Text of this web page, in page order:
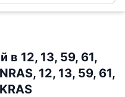
12, 13, 59, 61,
12, 13, 59, 61,